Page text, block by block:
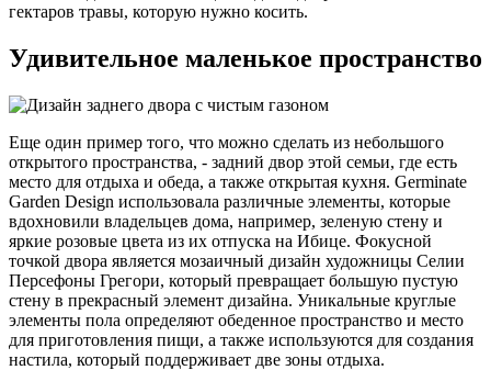
гектаров травы, которую нужно косить.
Удивительное маленькое пространство
Еще один пример того, что можно сделать из небольшого
открытого пространства, - задний двор этой семьи, где есть
место для отдыха и обеда, а также открытая кухня. Germinate
Garden Design использовала различные элементы, которые
вдохновили владельцев дома, например, зеленую стену и
яркие розовые цвета из их отпуска на Ибице. Фокусной
точкой двора является мозаичный дизайн художницы Селии
Персефоны Грегори, который превращает большую пустую
стену в прекрасный элемент дизайна. Уникальные круглые
элементы пола определяют обеденное пространство и место
для приготовления пищи, а также используются для создания
настила, который поддерживает две зоны отдыха.